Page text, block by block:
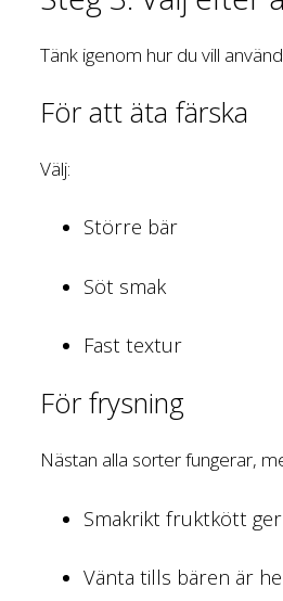
Tänk igenom hur du vill
För att äta färska
Välj:
Större bär
Söt smak
Fast textur
För frysning
Nästan alla sorter fungerar,
Smakrikt fruktkött
Vänta tills bären är